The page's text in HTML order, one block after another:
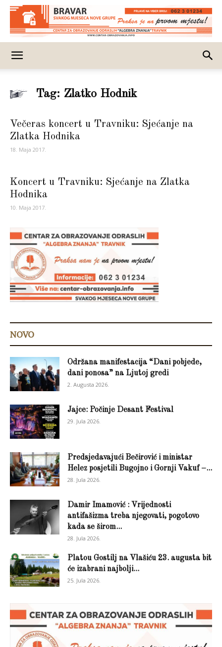
Tag: Zlatko Hodnik
Večeras koncert u Travniku: Sjećanje na
Zlatka Hodnika
18. Maja 2017.
Koncert u Travniku: Sjećanje na Zlatka
Hodnika
10. Maja 2017.
NOVO
Održana manifestacija “Dani pobjede,
dani ponosa” na Ljutoj gredi
2. Augusta 2026.
Jajce: Počinje Desant Festival
29. Jula 2026.
Predsjedavajući Bečirović i ministar
Helez posjetili Bugojno i Gornji Vakuf –...
28. Jula 2026.
Damir Imamović : Vrijednosti
antifašizma treba njegovati, pogotovo
kada se širom...
28. Jula 2026.
Platou Gostilj na Vlašiću 23. augusta bit
će izabrani najbolji...
25. Jula 2026.